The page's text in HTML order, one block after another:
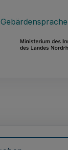
Gebärdensprache